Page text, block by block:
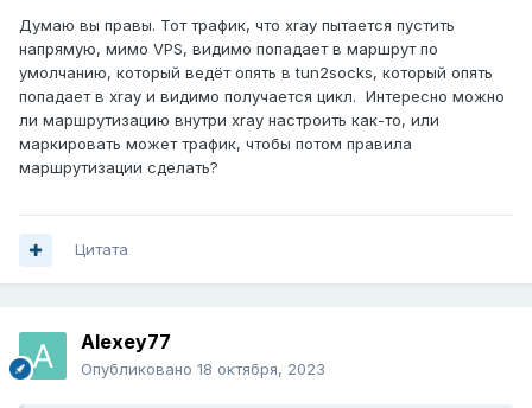
Думаю вы правы. Тот трафик, что xray пытается пустить
напрямую, мимо VPS, видимо попадает в маршрут по
умолчанию, который ведёт опять в tun2socks, который опять
попадает в xray и видимо получается цикл. Интересно можно
ли маршрутизацию внутри xray настроить как-то, или
маркировать может трафик, чтобы потом правила
маршрутизации сделать?
Цитата
Alexey77
Опубликовано 18 октября, 2023